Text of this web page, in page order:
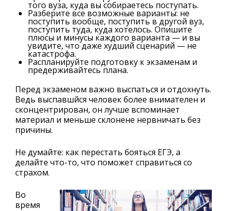
того вуза, куда вы собираетесь поступать.
Разберите все возможные варианты: не
поступить вообще, поступить в другой вуз,
поступить туда, куда хотелось. Опишите
плюсы и минусы каждого варианта — и вы
увидите, что даже худший сценарий — не
катастрофа.
Распланируйте подготовку к экзаменам и
предерживайтесь плана.
Перед экзаменом важно выспаться и отдохнуть.
Ведь выспавшйся человек более внимателен и
сконцентрирован, он лучше вспоминает
материал и меньше склонене нервничать без
причины.
Не думайте: как перестать бояться ЕГЭ, а
делайте что-то, что поможет справиться со
страхом.
Во
время